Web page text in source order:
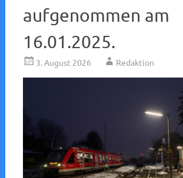
aufgenommen am
16.01.2025.
3. August 2026 Redaktion